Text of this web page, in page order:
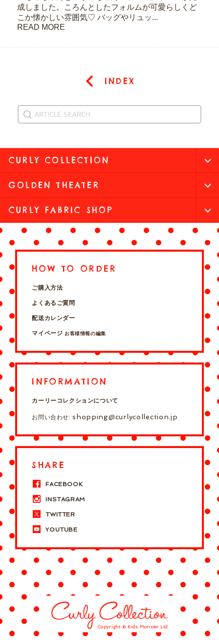
成しました。ころんとしたフォルムが可愛らしくど
こか懐かしい雰囲気♡ バッグやリュッ...
READ MORE
INDEX
CURLY COLLECTION
GOLDEN THEATER
CURLY FABRIC SHOP
HOW TO ORDER
ご購入方法
よくあるご質問
配送カレンダー
マイページ お客様情報の編集
INFORMATION
カーリーコレクションについて
お問い合わせ:shopping@curlycollection.jp
SHARE
FACEBOOK
INSTAGRAM
TWITTER
YOUTUBE
Copyright © Kids Monster Ltd.